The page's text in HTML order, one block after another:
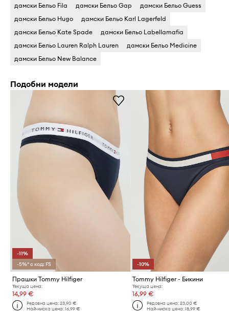
дамски Бельо Fila дамски Бельо Gap
дамски Бельо Guess
дамски Бельо Hugo
дамски Бельо Karl Lagerfeld
дамски Бельо Kate Spade
дамски Бельо Labellamafia
дамски Бельо Lauren Ralph Lauren
дамски Бельо Medicine
дамски Бельо New Balance
Подобни модели
-11%
-5%* с код: FS
Прашки Tommy Hilfiger
Текуща цена:
14,99 €
Редовна цена:23,90 €
Най-ниска цена:16,99 €
-10%
Tommy Hilfiger - Бикини
Текуща цена:
16,99 €
Редовна цена: 23,00 €
Най-ниска цена: 18,99 €